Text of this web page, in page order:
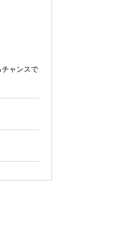
チャンスで